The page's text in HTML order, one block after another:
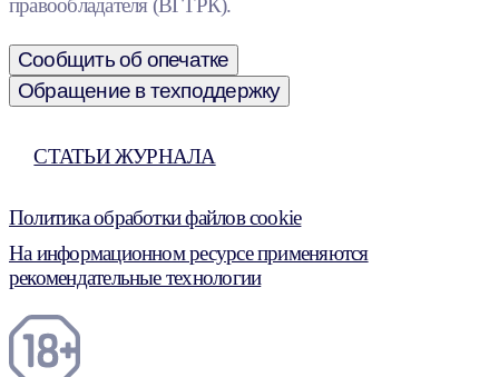
правообладателя (ВГТРК).
Сообщить об опечатке
Обращение в техподдержку
СТАТЬИ ЖУРНАЛА
Политика обработки файлов cookie
На информационном ресурсе применяются
рекомендательные технологии